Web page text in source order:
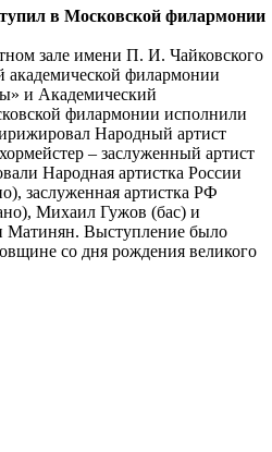
в Московской филармонии
зале имени П. И. Чайковского
академической филармонии
и Академический
филармонии исполнили
Народный артист
– заслуженный артист
Народная артистка России
заслуженная артистка РФ
Михаил Гужов (бас) и
Матинян. Выступление было
со дня рождения великого